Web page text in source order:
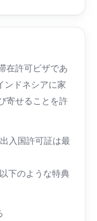
在許可ビザであ
ンドネシアに家
寄せることを許
入国許可証は最
下のような特典